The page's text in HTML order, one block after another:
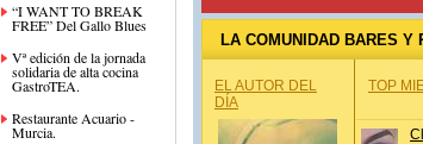
“I WANT TO BREAK
FREE” Del Gallo Blues
Vª edición de la jornada
solidaria de alta cocina
GastroTEA.
Restaurante Acuario -
Murcia.
LA COMUNIDAD BARES Y
EL AUTOR DEL
DÍA
TOP